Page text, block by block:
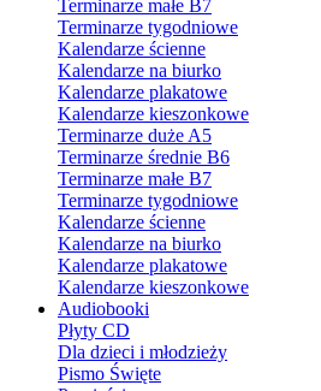
Terminarze małe B7
Terminarze tygodniowe
Kalendarze ścienne
Kalendarze na biurko
Kalendarze plakatowe
Kalendarze kieszonkowe
Terminarze duże A5
Terminarze średnie B6
Terminarze małe B7
Terminarze tygodniowe
Kalendarze ścienne
Kalendarze na biurko
Kalendarze plakatowe
Kalendarze kieszonkowe
Audiobooki
Płyty CD
Dla dzieci i młodzieży
Pismo Święte